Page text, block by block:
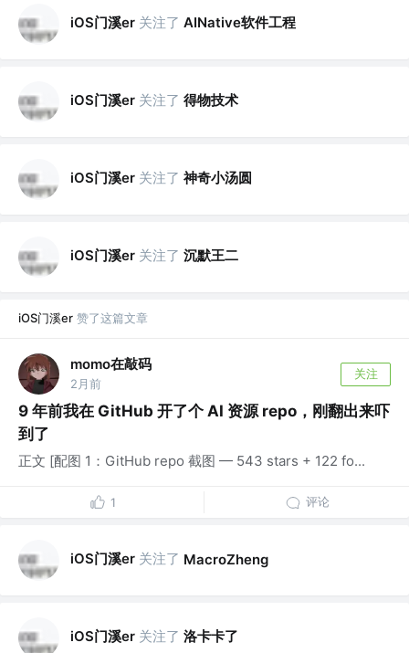
iOS门溪er 关注了 AINative软件工程
iOS门溪er 关注了 得物技术
iOS门溪er 关注了 神奇小汤圆
iOS门溪er 关注了 沉默王二
iOS门溪er 赞了这篇文章
momo在敲码
2月前
关注
9 年前我在 GitHub 开了个 AI 资源 repo，刚翻出来吓
到了
正文 [配图 1：GitHub repo 截图 — 543 stars + 122 fo...
1 评论
iOS门溪er 关注了 MacroZheng
iOS门溪er 关注了 洛卡卡了